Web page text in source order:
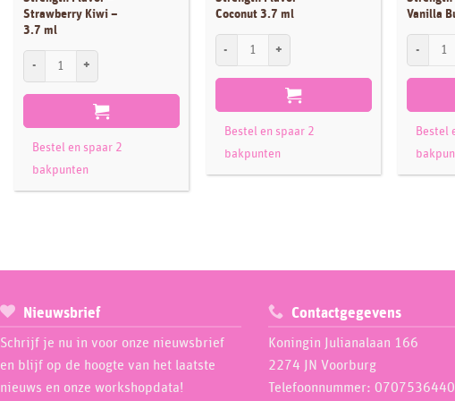
Strawberry Kiwi –
3.7 ml
LorAnn Super Strength Flavor - Strawberry Kiwi - 3.7 ml aantal
Bestel en spaar 2
bakpunten
Coconut 3.7 ml
Bestel en spaar 2
bakpunten
Vanilla
Bestel
Nieuwsbrief
Schrijf je nu in voor onze nieuwsbrief
en blijf op de hoogte van het laatste
nieuws en onze workshopdata!
Contactgegevens
Koningin Julianalaan 166
2274 JN Voorburg
Telefoonnummer: 0707536440